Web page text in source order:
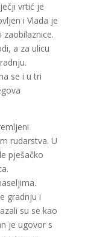
vrtić je
i Vlada je
a za ulicu
se i u tri
rudarstva. U
pješačko
gradnju i
su se kao
je ugovor s